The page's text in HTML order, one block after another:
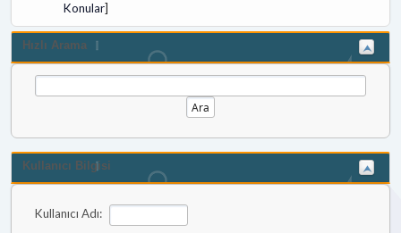
Konular]
Hızlı Arama
Kullanıcı Bilgisi
Kullanıcı Adı: